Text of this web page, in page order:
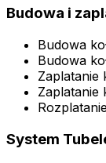
Budowa i
Budowa
Budowa
Zaplatanie
Zaplatanie
System